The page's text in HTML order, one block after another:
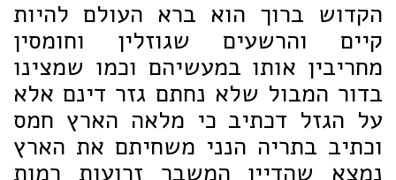
הקדוש ברוך הוא ברא העולם להיות
קיים והרשעים שגוזלין וחומסין
מחריבין אותו במעשיהם וכמו שמצינו
בדור המבול שלא נחתם גזר דינם אלא
על הגזל דכתיב כי מלאה הארץ חמס
וכתיב בתריה הנני משחיתם את הארץ